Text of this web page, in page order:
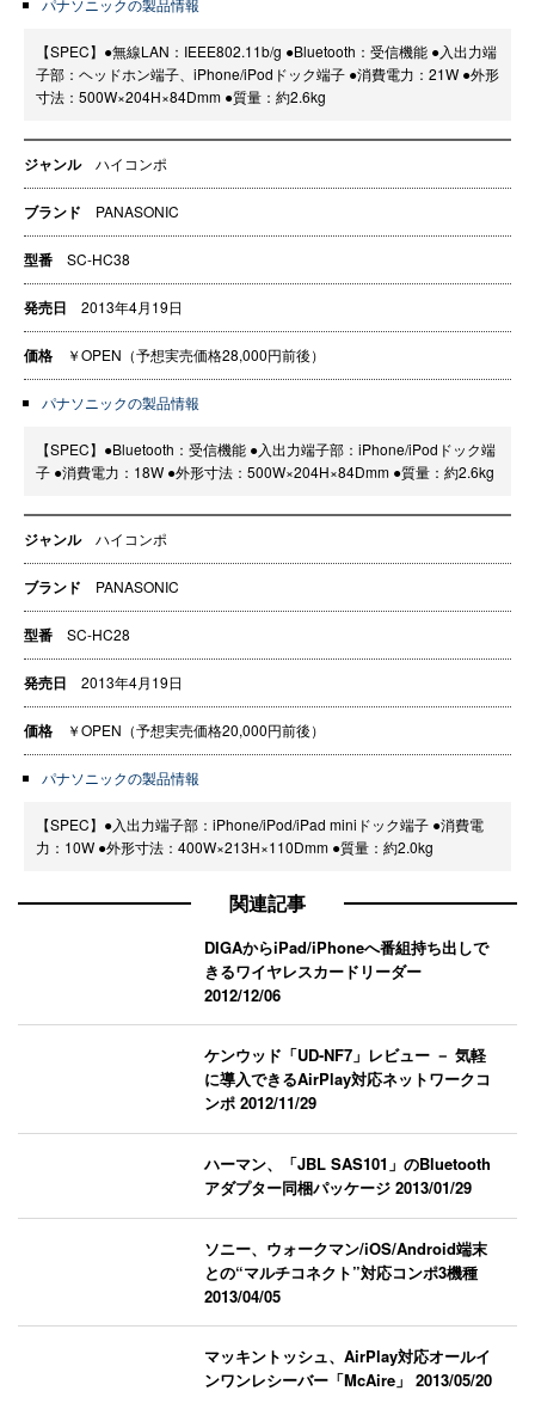
【SPEC】●無線LAN：IEEE802.11b/g ●Bluetooth：受信機能 ●入出力端
子部：ヘッドホン端子、iPhone/iPodドック端子 ●消費電力：21W ●外形
寸法：500W×204H×84Dmm ●質量：約2.6kg
ジャンル ハイコンポ
ブランド PANASONIC
型番 SC-HC38
発売日 2013年4月19日
価格 ￥OPEN（予想実売価格28,000円前後）
パナソニックの製品情報
【SPEC】●Bluetooth：受信機能 ●入出力端子部：iPhone/iPodドック端
子 ●消費電力：18W ●外形寸法：500W×204H×84Dmm ●質量：約2.6kg
ジャンル ハイコンポ
ブランド PANASONIC
型番 SC-HC28
発売日 2013年4月19日
価格 ￥OPEN（予想実売価格20,000円前後）
パナソニックの製品情報
【SPEC】●入出力端子部：iPhone/iPod/iPad miniドック端子 ●消費電
力：10W ●外形寸法：400W×213H×110Dmm ●質量：約2.0kg
関連記事
DIGAからiPad/iPhoneへ番組持ち出しで
きるワイヤレスカードリーダー
2012/12/06
ケンウッド「UD-NF7」レビュー － 気軽
に導入できるAirPlay対応ネットワークコ
ンポ2012/11/29
ハーマン、「JBL SAS101」のBluetooth
アダプター同梱パッケージ2013/01/29
ソニー、ウォークマン/iOS/Android端末
との“マルチコネクト”対応コンポ3機種
2013/04/05
マッキントッシュ、AirPlay対応オールイ
ンワンレシーバー「McAire」2013/05/20